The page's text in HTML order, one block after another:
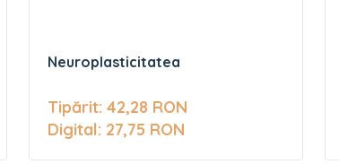
Neuroplasticitatea
Tipărit: 42,28 RON
Digital: 27,75 RON